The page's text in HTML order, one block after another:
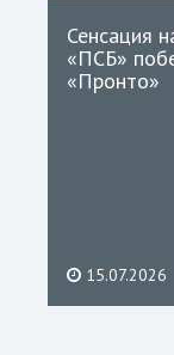
Сенсация
«ПСБ»
«Пронто»
15.07.2026